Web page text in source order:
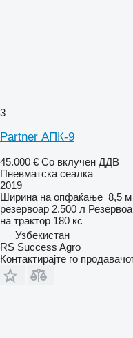
3
Partner АПК-9
45.000 € Со вклучен ДДВ
Пневматска сеалка
2019
Ширина на опфаќање 8,5 м
резервоар 2.500 л
на трактор 180 кс
Узбекистан
RS Success Agro
Контактирајте го